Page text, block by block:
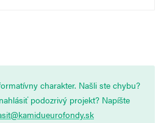
charakter. Našli ste chybu?
podozrivý projekt? Napíšte